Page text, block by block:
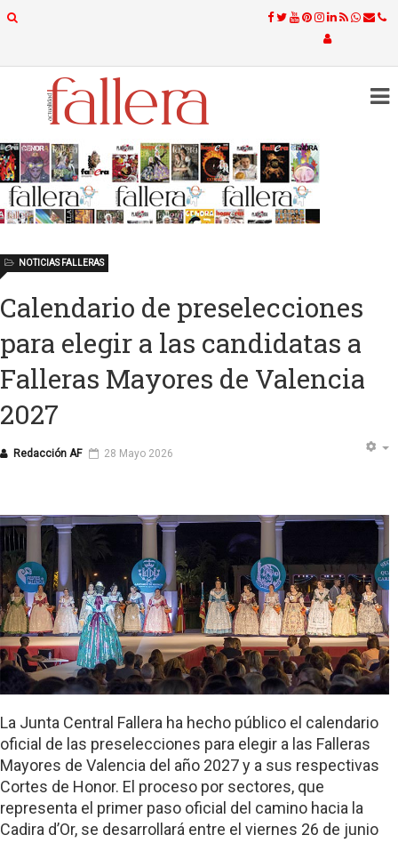
Calendario de preselecciones
para elegir a las candidatas a
Falleras Mayores de Valencia
2027
Redacción AF
NOTICIAS FALLERAS
28 Mayo 2026
La Junta Central Fallera ha hecho público el calendario
oficial de las preselecciones para elegir a las Falleras
Mayores de Valencia del año 2027 y a sus respectivas
Cortes de Honor. El proceso por sectores, que
representa el primer paso oficial del camino hacia la
Cadira d’Or, se desarrollará entre el viernes 26 de junio